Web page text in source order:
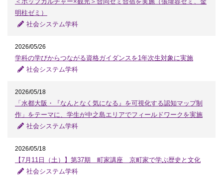
明柱ゼミ）
社会システム学科
2026/05/26
学科の学びからつながる資格ガイダンスを1年次生対象に実施
社会システム学科
2026/05/18
「水都大阪・『なんとなく気になる』を可視化する認知マップ制
作」をテーマに、学生が中之島エリアでフィールドワークを実施
社会システム学科
2026/05/18
【7月11日（土）】第37期 町家講座 京町家で学ぶ歴史と文化
社会システム学科